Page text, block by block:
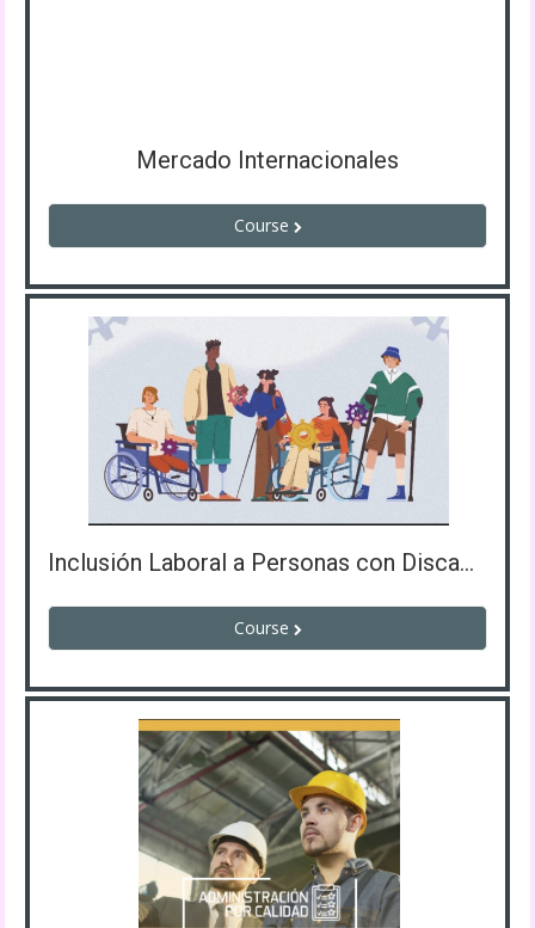
Mercado Internacionales
Course
Inclusión Laboral a Personas con Discapacidad
Course